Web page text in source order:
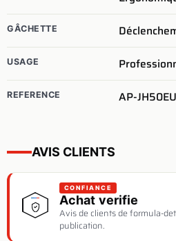
GÂCHETTE
USAGE
REFERENCE AP-JH50EU
AVIS CLIENTS
CONFIANCE
Achat verifie
Avis de clients de formula-
publication.